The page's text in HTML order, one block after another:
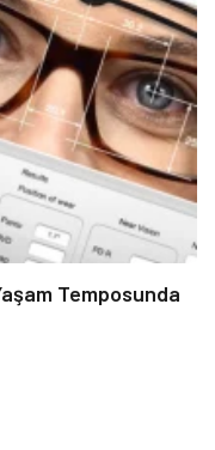
Temposunda